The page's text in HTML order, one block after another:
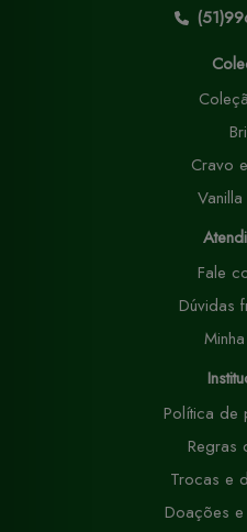
Cravo
Vanilla
Fale
Dúvidas
Política de
Regras
Trocas e
Doações